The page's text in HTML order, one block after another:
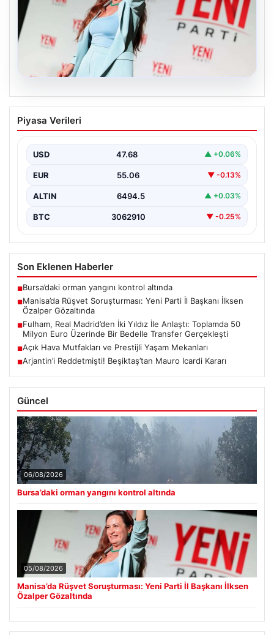
Manisa’da Rüşvet Soruşturması: Yeni
Parti İl Başkanı İlksen Özalper
Manisa’da yaşanan rüşvet operasyonu kapsamında Yeni
Piyasa Verileri
USD 47.68 ▲ +0.06%
EUR 55.06 ▼ -0.13%
ALTIN 6494.5 ▲ +0.03%
BTC 3062910 ▼ -0.25%
Son Eklenen Haberler
■Bursa’daki orman yangını kontrol altında
■Manisa’da Rüşvet Soruşturması: Yeni Parti İl Başkanı İlksen
Özalper Gözaltında
■Fulham, Real Madrid’den İki Yıldız İle Anlaştı: Toplamda 50
Milyon Euro Üzerinde Bir Bedelle Transfer Gerçekleşti
■Açık Hava Mutfakları ve Prestijli Yaşam Mekanları
■Arjantin’i Reddetmişti! Beşiktaş’tan Mauro Icardi Kararı
Güncel
06/08/2026
Bursa’daki orman yangını kontrol altında
05/08/2026
Manisa’da Rüşvet Soruşturması: Yeni Parti İl Başkanı İlksen
Özalper Gözaltında